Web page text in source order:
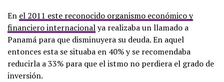
En el 2011 este reconocido organismo económico y
financiero internacionalya realizaba un llamado a
Panamá para que disminuyera su deuda. En aquel
entonces esta se situaba en 40% y se recomendaba
reducirla a 33% para que el istmo no perdiera el grado de
inversión.